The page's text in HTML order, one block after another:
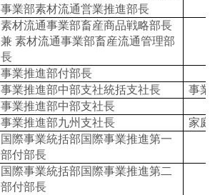
事業部素材流通営業推進部長
素材流通事業部畜産商品戦略部長
兼 素材流通事業部畜産流通管理部
長
事業推進部付部長
事業推進部中部支社統括支社長
事業
事業推進部中部支社長
事業推進部九州支社長
家庭
国際事業統括部国際事業推進第一
部付部長
国際事業統括部国際事業推進第二
部付部長